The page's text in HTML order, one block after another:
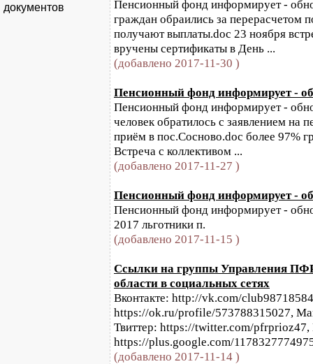
документов
Пенсионный фонд информирует -
граждан обраились за перерасчетом
получают выплаты.doc 23 ноября
вручены сертификаты в День ...
(добавлено 2017-11-30 )
Пенсионный фонд информирует -
Пенсионный фонд информирует -
человек обратилось с заявлением на
приём в пос.Сосново.doc более 97%
Встреча с коллективом ...
(добавлено 2017-11-27 )
Пенсионный фонд информирует -
Пенсионный фонд информирует -
2017 льготники п.
(добавлено 2017-11-15 )
Ссылки на группы Управления
области в социальных сетях
Вконтакте: http://vk.com/
https://ok.ru/profile/573788315027,
Твиттер: https://twitter.com/pfrprioz47,
https://plus.google.соm/
(добавлено 2017-11-14 )